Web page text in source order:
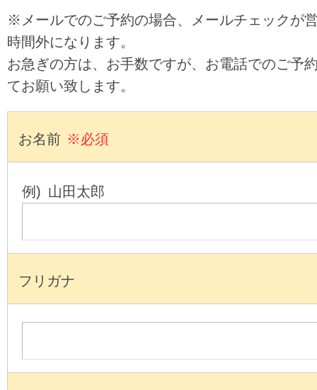
※メールでのご予約の場合、メールチェックが
時間外になります。
お急ぎの方は、お手数ですが、お電話でのご予
てお願い致します。
お名前 ※必須
例) 山田太郎
フリガナ